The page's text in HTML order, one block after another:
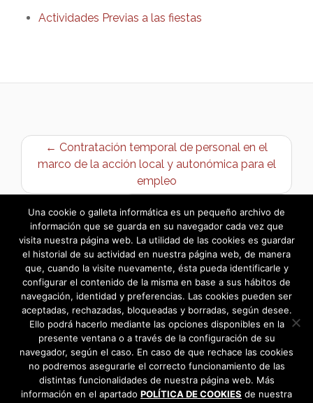
Actividades Previas a las fiestas
← Contratación temporal de personal en el
marco de la acción local y autonómica para el
empleo
Campaña mosca del olivo →
Una cookie o galleta informática es un pequeño archivo de
información que se guarda en su navegador cada vez que
visita nuestra página web. La utilidad de las cookies es guardar
el historial de su actividad en nuestra página web, de manera
que, cuando la visite nuevamente, ésta pueda identificarle y
configurar el contenido de la misma en base a sus hábitos de
navegación, identidad y preferencias. Las cookies pueden ser
aceptadas, rechazadas, bloqueadas y borradas, según desee.
Ello podrá hacerlo mediante las opciones disponibles en la
presente ventana o a través de la configuración de su
navegador, según el caso. En caso de que rechace las cookies
no podremos asegurarle el correcto funcionamiento de las
distintas funcionalidades de nuestra página web. Más
información en el apartado POLÍTICA DE COOKIES de nuestra